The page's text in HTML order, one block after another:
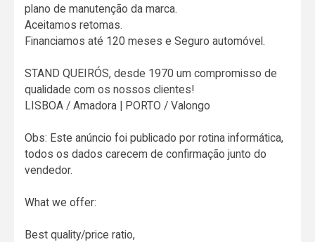
plano de manutenção da marca.
Aceitamos retomas.
Financiamos até 120 meses e Seguro automóvel.
STAND QUEIRÓS, desde 1970 um compromisso de
qualidade com os nossos clientes!
LISBOA / Amadora | PORTO / Valongo
Obs: Este anúncio foi publicado por rotina informática,
todos os dados carecem de confirmação junto do
vendedor.
What we offer:
Best quality/price ratio,